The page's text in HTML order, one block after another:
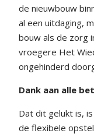
de nieuwbouw
al een uitdaging,
bouw als de zorg
vroegere Het
ongehinderd
Dank aan alle
Dat dit gelukt is,
de flexibele